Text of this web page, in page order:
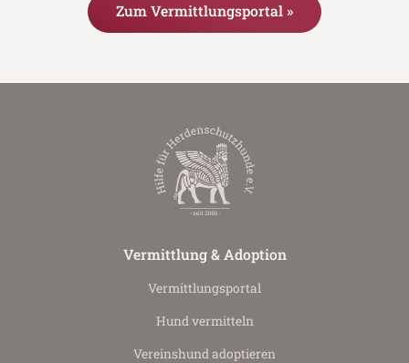
Zum Vermittlungsportal »
Vermittlung & Adoption
Vermittlungs­portal
Hund vermitteln
Vereinshund adoptieren